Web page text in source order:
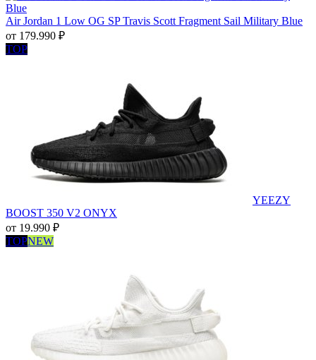
Air Jordan 1 Low OG SP Travis Scott Fragment Sail Military Blue
от 179.990 ₽
TOP
YEEZY
BOOST 350 V2 ONYX
от 19.990 ₽
TOPNEW